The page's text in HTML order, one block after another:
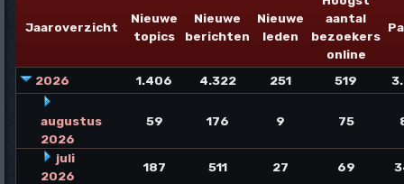
Jaaroverzicht
Nieuwe
topics
Nieuwe
berichten
Nieuwe
leden
aantal
bezoekers
online
2026 1.406 4.322 251 519
augustus
2026
59 176 9 75
juli
2026
187 511 27 69